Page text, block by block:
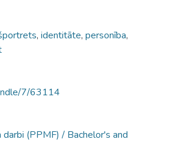
, identitāte, personība,
7/63114
darbi (PPMF) / Bachelor's and